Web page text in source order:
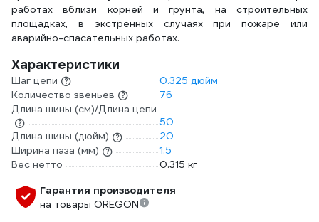
работах вблизи корней и грунта, на строительных
площадках, в экстренных случаях при пожаре или
аварийно-спасательных работах.
Характеристики
Шаг цепи
0.325 дюйм
Количество звеньев
76
Длина шины (см)/Длина цепи
50
Длина шины (дюйм)
20
Ширина паза (мм)
1.5
Вес нетто
0.315 кг
Гарантия производителя
на товары OREGON